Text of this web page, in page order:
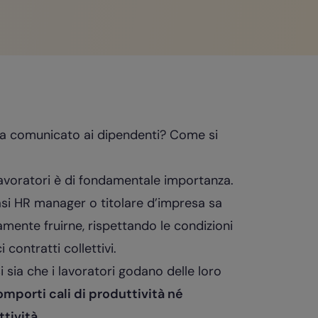
comunicato ai dipendenti? Come si
è di fondamentale importanza.
HR manager o titolare d’impresa sa
fruirne, rispettando le condizioni
contratti collettivi.
sia che i lavoratori godano delle loro
cali di produttività né